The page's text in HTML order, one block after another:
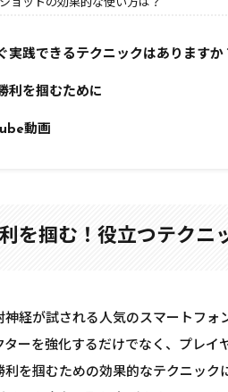
ョットの効果的な使い方は？
実践できるテクニックはありますか
利を掴むために
動画
を掴む！役立つテクニ
経が試される人気のスマートフォ
ーを強化するだけでなく、プレイ
利を掴むための効果的なテクニック